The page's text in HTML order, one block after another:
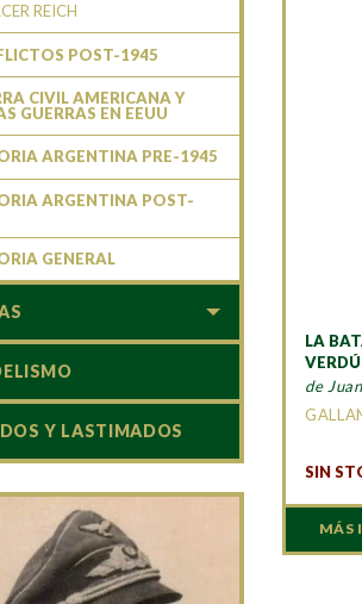
LA
de
SIN
MÁS
REICH
POST-1945
CIVIL AMERICANA Y
GUERRAS EN EEUU
ARGENTINA PRE-1945
ARGENTINA POST-
GENERAL
Y LASTIMADOS